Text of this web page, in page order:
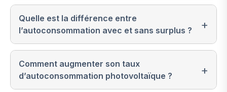
Quelle est la différence entre
l’autoconsommation avec et sans surplus ?
Comment augmenter son taux
d’autoconsommation photovoltaïque ?